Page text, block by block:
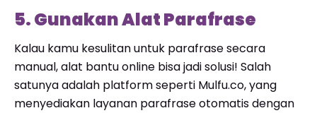
5. Gunakan Alat Parafrase
Kalau kamu kesulitan untuk parafrase secara
manual, alat bantu online bisa jadi solusi! Salah
satunya adalah platform seperti Mulfu.co, yang
menyediakan layanan parafrase otomatis dengan